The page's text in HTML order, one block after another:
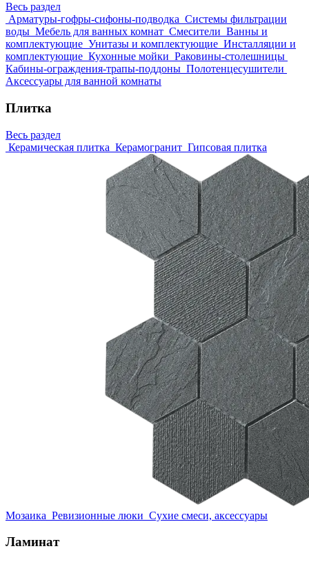
Весь раздел
Арматуры-гофры-сифоны-подводка Системы фильтрации
воды Мебель для ванных комнат Смесители Ванны и
комплектующие Унитазы и комплектующие Инсталляции и
комплектующие Кухонные мойки Раковины-столешницы
Кабины-ограждения-трапы-поддоны Полотенцесушители
Аксессуары для ванной комнаты
Плитка
Весь раздел
Керамическая плитка Керамогранит Гипсовая плитка
Мозаика Ревизионные люки Сухие смеси, аксессуары
Ламинат